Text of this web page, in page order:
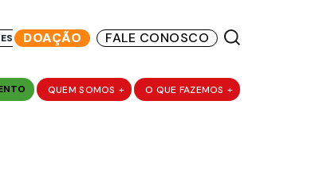
DOAÇÃO FALE CONOSCO
QUEM SOMOS + O QUE FAZEMOS +